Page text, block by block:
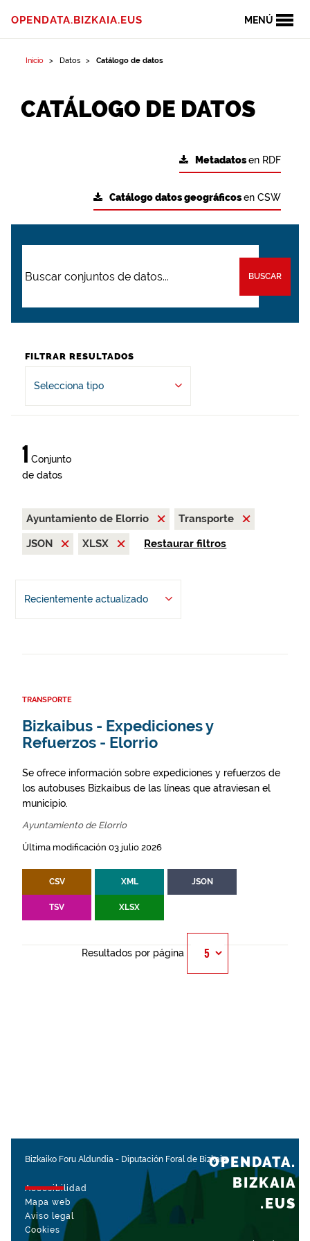
MENÚ
OPENDATA.BIZKAIA.EUS
Inicio Datos Catálogo de datos
CATÁLOGO DE DATOS
Metadatosen RDF
Catálogo datos geográficosen CSW
BUSCAR
FILTRAR RESULTADOS
Selecciona tipo
1 Conjunto
de datos
Ayuntamiento de Elorrio
Transporte
JSON
XLSX Restaurar filtros
Recientemente actualizado
TRANSPORTE
Bizkaibus - Expediciones y
Refuerzos - Elorrio
Se ofrece información sobre expediciones y refuerzos de
los autobuses Bizkaibus de las líneas que atraviesan el
municipio.
Ayuntamiento de Elorrio
Última modificación 03 julio 2026
CSV XML JSON
TSV XLSX
Resultados por página
Bizkaiko Foru Aldundia - Diputación Foral de Bizkaia
Accesibilidad
Mapa web
Aviso legal
Cookies
OPENDATA.
BIZKAIA
.EUS